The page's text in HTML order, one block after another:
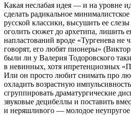
Какая неслабая идея — и на уровне
сделать радикальное
русской классики, высушить ее слезы
оголить сюжет до архетипа, лишить
напластований вроде «Тургенева не
говорят, его любят пионеры»
были ли у Валерия Тодоровского
в невинных, хотя ипретенциозных
Или он просто любит снимать про
охладить возрастную
сгруппировать драматургические
звуковые децибеллы и поставить
и неряшливого — молодое